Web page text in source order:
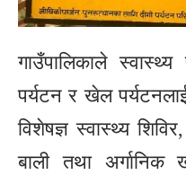
गाउँपालिकाले
पर्यटन र खेल
विशेषज्ञ स्वास्थ्य
बाली तथा अर्गानिक